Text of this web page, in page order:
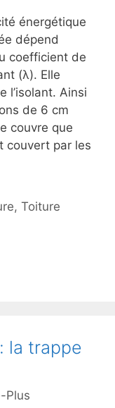
énergétique
dépend
coefficient de
(λ). Elle
l’isolant. Ainsi
de 6 cm
couvre que
couvert par les
,Toiture
la trappe
Plus